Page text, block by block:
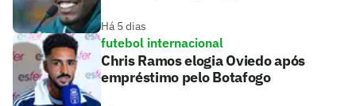
Há 5 dias
futebol internacional
Chris Ramos elogia Oviedo após
empréstimo pelo Botafogo